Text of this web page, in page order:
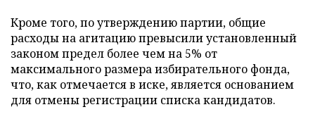
Кроме того, по утверждению партии, общие
расходы на агитацию превысили установленный
законом предел более чем на 5% от
максимального размера избирательного фонда,
что, как отмечается в иске, является основанием
для отмены регистрации списка кандидатов.